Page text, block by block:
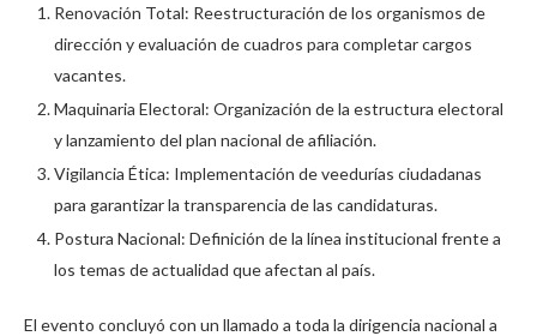
Renovación Total: Reestructuración de los organismos de
dirección y evaluación de cuadros para completar cargos
vacantes.
Maquinaria Electoral: Organización de la estructura electoral
y lanzamiento del plan nacional de afiliación.
Vigilancia Ética: Implementación de veedurías ciudadanas
para garantizar la transparencia de las candidaturas.
Postura Nacional: Definición de la línea institucional frente a
los temas de actualidad que afectan al país.
El evento concluyó con un llamado a toda la dirigencia nacional a